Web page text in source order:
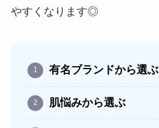
やすくなります◎
有名ブランドから選ぶ
肌悩みから選ぶ